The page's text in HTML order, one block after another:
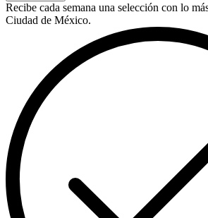
Recibe cada semana una selección con lo
Ciudad de México.